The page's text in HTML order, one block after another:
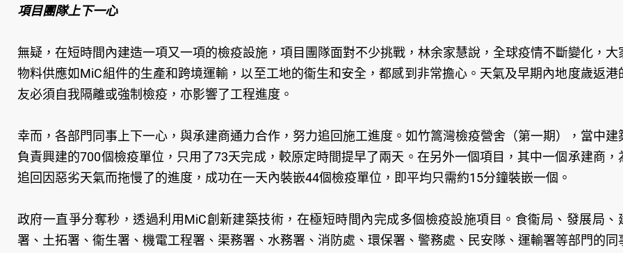
項目團隊上下一心
無疑，在短時間內建造一項又一項的檢疫設施，項目團隊面對不少挑戰，林余家慧說，全球疫情不斷變化，大
物料供應如MiC組件的生產和跨境運輸，以至工地的衞生和安全，都感到非常擔心。天氣及早期內地度歲返港
友必須自我隔離或強制檢疫，亦影響了工程進度。
幸而，各部門同事上下一心，與承建商通力合作，努力追回施工進度。如竹篙灣檢疫營舍（第一期），當中建
負責興建的700個檢疫單位，只用了73天完成，較原定時間提早了兩天。在另外一個項目，其中一個承建商，
追回因惡劣天氣而拖慢了的進度，成功在一天內裝嵌44個檢疫單位，即平均只需約15分鐘裝嵌一個。
政府一直爭分奪秒，透過利用MiC創新建築技術，在極短時間內完成多個檢疫設施項目。食衞局、發展局、
署、土拓署、衞生署、機電工程署、渠務署、水務署、消防處、環保署、警務處、民安隊、運輸署等部門的同